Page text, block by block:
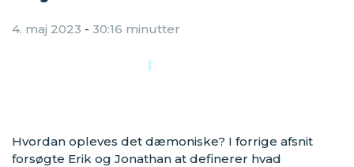
4. maj 2023 - 30:16 minutter
Hvordan opleves det dæmoniske? I forrige afsnit
forsøgte Erik og Jonathan at definerer hvad